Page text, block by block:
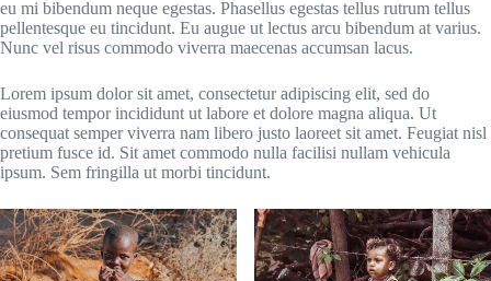
eu mi bibendum neque egestas. Phasellus egestas tellus rutrum tellus
pellentesque eu tincidunt. Eu augue ut lectus arcu bibendum at varius.
Nunc vel risus commodo viverra maecenas accumsan lacus.
Lorem ipsum dolor sit amet, consectetur adipiscing elit, sed do
eiusmod tempor incididunt ut labore et dolore magna aliqua. Ut
consequat semper viverra nam libero justo laoreet sit amet. Feugiat nisl
pretium fusce id. Sit amet commodo nulla facilisi nullam vehicula
ipsum. Sem fringilla ut morbi tincidunt.